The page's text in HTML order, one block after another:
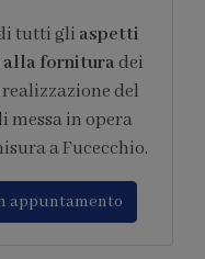
post
,
su ogni
relativa al
in opera
a Fucecchio.